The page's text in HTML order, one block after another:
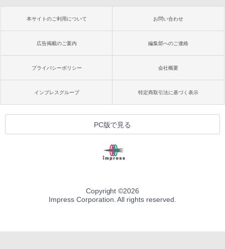
本サイトのご利用について お問い合わせ
広告掲載のご案内 編集部へのご連絡
プライバシーポリシー 会社概要
インプレスグループ 特定商取引法に基づく表示
PC版で見る
Copyright ©2026
Impress Corporation. All rights reserved.